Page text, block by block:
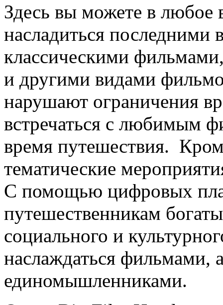
Здесь вы можете в любое
насладиться
классическими
и другими видами
нарушают ограничения
встречаться с любимым
время путешествия.
тематические
С помощью цифровых
путешественникам
социального и
наслаждаться фильмами,
единомышленниками.